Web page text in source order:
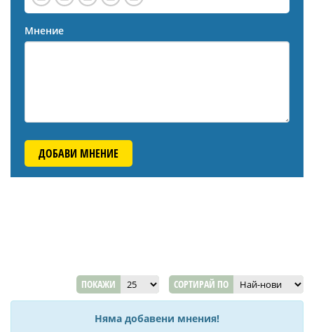
Мнение
ДОБАВИ МНЕНИЕ
ПОКАЖИ СОРТИРАЙ ПО
Няма добавени мнения!